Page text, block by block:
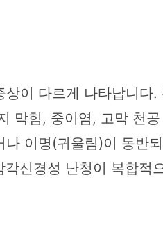
이 다르게 나타납니다.
막힘, 중이염, 고막 천
이명(귀울림)이 동반
신경성 난청이 복합적